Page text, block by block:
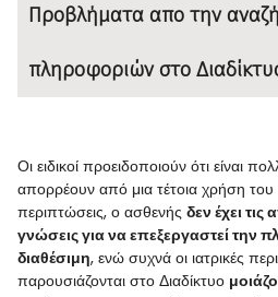
Προβλήματα απο την
πληροφοριών στο
Οι ειδικοί προειδοποιούν ότι είναι
απορρέουν από μια τέτοια χρήση του
περιπτώσεις, ο ασθενής δεν έχει τις
γνώσεις για να επεξεργαστεί την
διαθέσιμη, ενώ συχνά οι ιατρικές
παρουσιάζονται στο Διαδίκτυο